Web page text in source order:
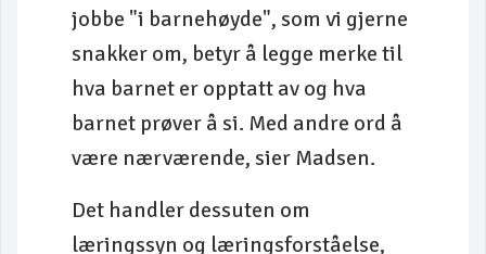
jobbe "i barnehøyde", som vi gjerne
snakker om, betyr å legge merke til
hva barnet er opptatt av og hva
barnet prøver å si. Med andre ord å
være nærværende, sier Madsen.
Det handler dessuten om
læringssyn og læringsforståelse,